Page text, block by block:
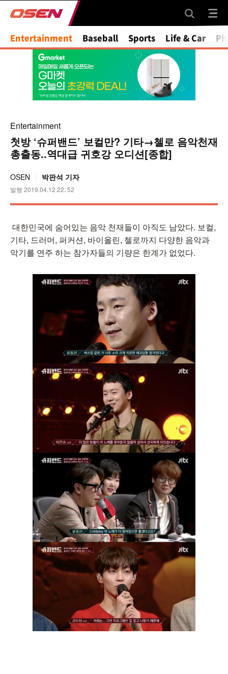
Mute
Entertainment Baseball Sports Life & Car
Entertainment
첫방 ‘슈퍼밴드’ 보컬만? 기타→첼로 음악천재
총출동..역대급 귀호강 오디션[종합]
OSEN 박판석 기자
발행 2019.04.12 22: 52
대한민국에 숨어있는 음악 천재들이 아직도 남았다. 보컬,
기타, 드러머, 퍼커션, 바이올린, 첼로까지 다양한 음악과
악기를 연주 하는 참가자들의 기량은 한계가 없었다.